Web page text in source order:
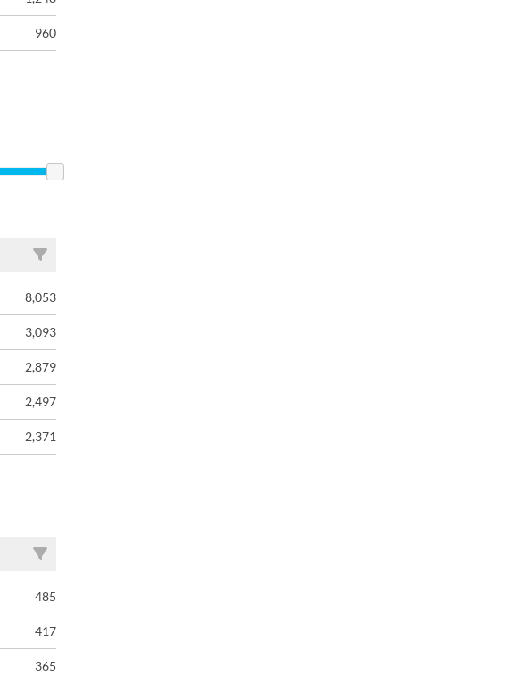
960
8,053
3,093
2,879
2,497
2,371
485
417
365